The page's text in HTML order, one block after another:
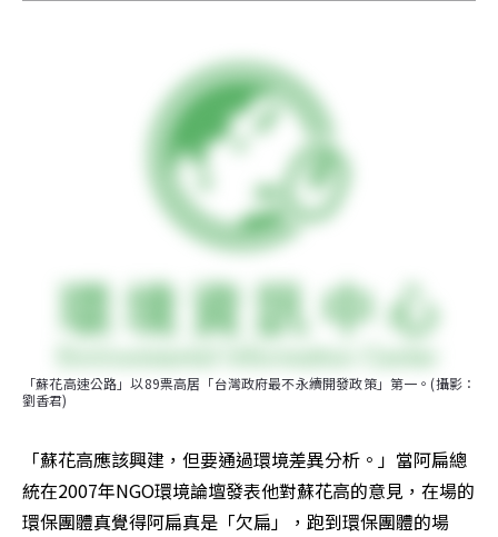
「蘇花高速公路」以89票高居「台灣政府最不永續開發政策」第一。(攝影：
劉香君)
「蘇花高應該興建，但要通過環境差異分析。」當阿扁總
統在2007年NGO環境論壇發表他對蘇花高的意見，在場的
環保團體真覺得阿扁真是「欠扁」，跑到環保團體的場